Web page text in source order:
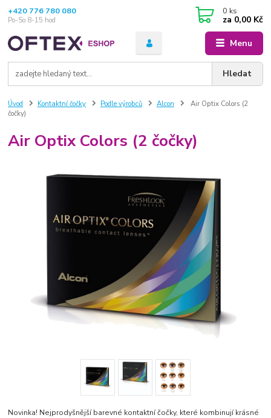
Menu
Hledat
+420 776 780 080
Po-So 8-15 hod
0 ks
za 0,00 Kč
Úvod Kontaktní čočky Podle výrobců Alcon
Air Optix Colors (2
čočky)
Air Optix Colors (2 čočky)
Novinka! Nejprodyšnější barevné kontaktní čočky, které kombinují krásné